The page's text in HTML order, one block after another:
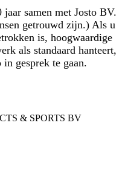
samen met Josto BV.
getrouwd zijn.) Als u
is, hoogwaardige
als standaard hanteert,
gesprek te gaan.
& SPORTS BV